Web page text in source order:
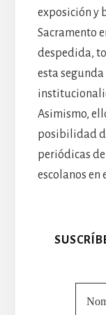
exposición y
Sacramento
despedida,
esta
Asimismo,
posibilidad
periódicas
escolanos en